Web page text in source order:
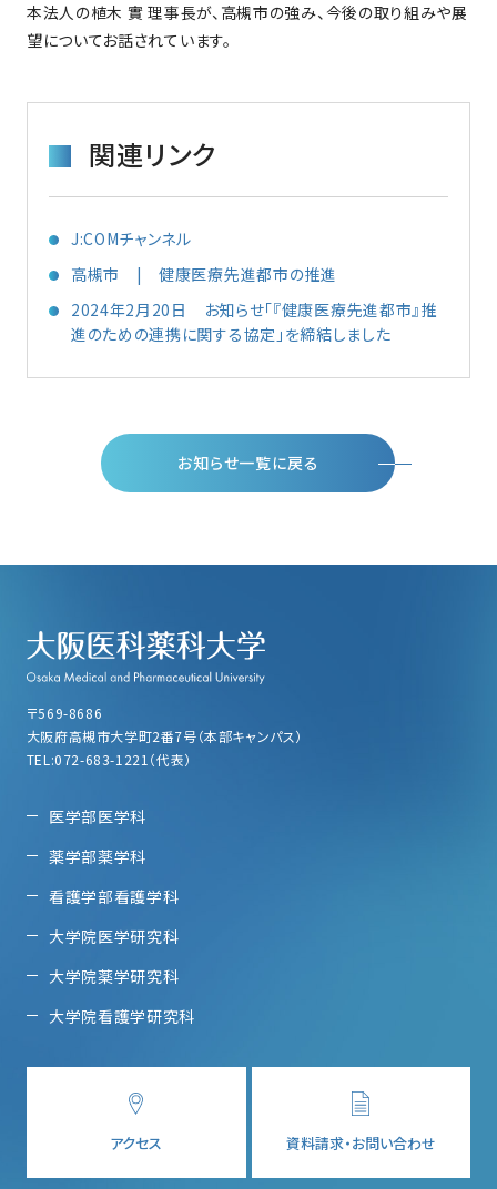
本法人の植木 實 理事長が、高槻市の強み、今後の取り組みや展
望についてお話されています。
関連リンク
J:COMチャンネル
高槻市 | 健康医療先進都市の推進
2024年2月20日 お知らせ「『健康医療先進都市』推
進のための連携に関する協定」を締結しました
お知らせ一覧に戻る
〒569-8686
大阪府高槻市大学町2番7号（本部キャンパス）
TEL:072-683-1221（代表）
医学部医学科
薬学部薬学科
看護学部看護学科
大学院医学研究科
大学院薬学研究科
大学院看護学研究科
アクセス 資料請求・お問い合わせ